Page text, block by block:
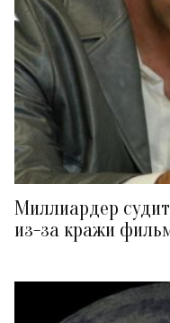
Миллиардер
из-за кражи